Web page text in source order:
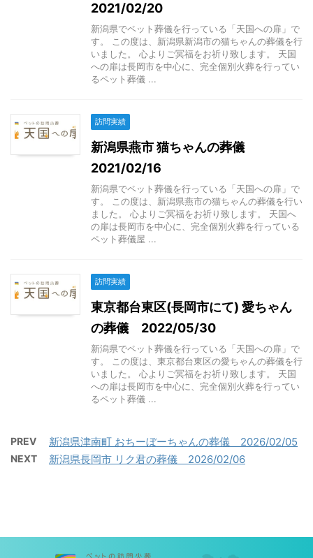
2021/02/20
新潟県でペット葬儀を行っている「天国への扉」で
す。 この度は、新潟県新潟市の猫ちゃんの葬儀を行
いました。 心よりご冥福をお祈り致します。 天国
への扉は長岡市を中心に、完全個別火葬を行ってい
るペット葬儀 ...
訪問実績
新潟県燕市 猫ちゃんの葬儀
2021/02/16
新潟県でペット葬儀を行っている「天国への扉」で
す。 この度は、新潟県燕市の猫ちゃんの葬儀を行い
ました。 心よりご冥福をお祈り致します。 天国へ
の扉は長岡市を中心に、完全個別火葬を行っている
ペット葬儀屋 ...
訪問実績
東京都台東区(長岡市にて) 愛ちゃん
の葬儀 2022/05/30
新潟県でペット葬儀を行っている「天国への扉」で
す。 この度は、東京都台東区の愛ちゃんの葬儀を行
いました。 心よりご冥福をお祈り致します。 天国
への扉は長岡市を中心に、完全個別火葬を行ってい
るペット葬儀 ...
PREV 新潟県津南町 おちーぼーちゃんの葬儀 2026/02/05
NEXT 新潟県長岡市 リク君の葬儀 2026/02/06